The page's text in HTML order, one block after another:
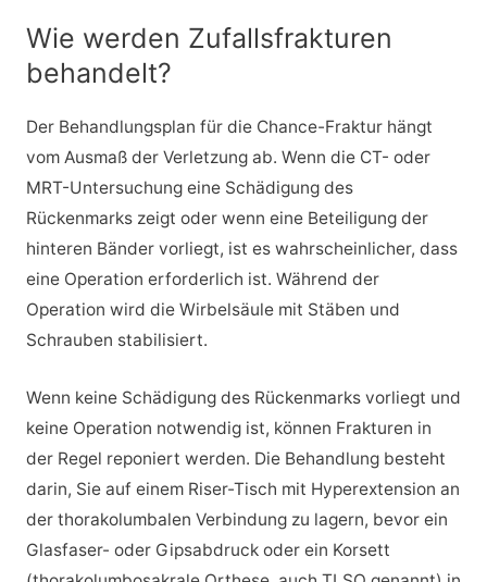
Wie werden Zufallsfrakturen
behandelt?
Der Behandlungsplan für die Chance-Fraktur hängt
vom Ausmaß der Verletzung ab. Wenn die CT- oder
MRT-Untersuchung eine Schädigung des
Rückenmarks zeigt oder wenn eine Beteiligung der
hinteren Bänder vorliegt, ist es wahrscheinlicher, dass
eine Operation erforderlich ist. Während der
Operation wird die Wirbelsäule mit Stäben und
Schrauben stabilisiert.
Wenn keine Schädigung des Rückenmarks vorliegt und
keine Operation notwendig ist, können Frakturen in
der Regel reponiert werden. Die Behandlung besteht
darin, Sie auf einem Riser-Tisch mit Hyperextension an
der thorakolumbalen Verbindung zu lagern, bevor ein
Glasfaser- oder Gipsabdruck oder ein Korsett